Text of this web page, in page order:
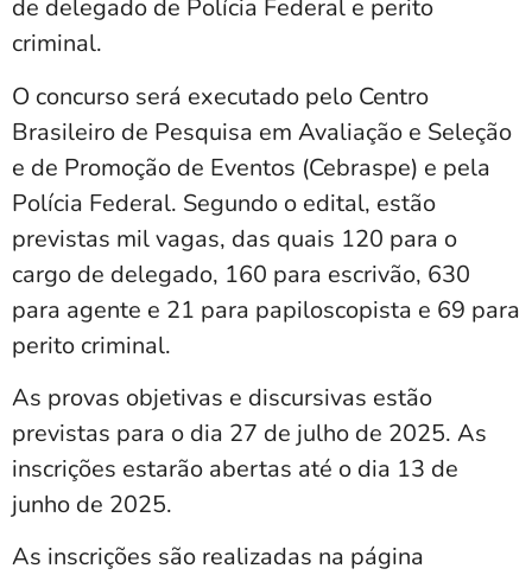
de delegado de Polícia Federal e perito
criminal.
O concurso será executado pelo Centro
Brasileiro de Pesquisa em Avaliação e Seleção
e de Promoção de Eventos (Cebraspe) e pela
Polícia Federal. Segundo o edital, estão
previstas mil vagas, das quais 120 para o
cargo de delegado, 160 para escrivão, 630
para agente e 21 para papiloscopista e 69 para
perito criminal.
As provas objetivas e discursivas estão
previstas para o dia 27 de julho de 2025. As
inscrições estarão abertas até o dia 13 de
junho de 2025.
As inscrições são realizadas na página